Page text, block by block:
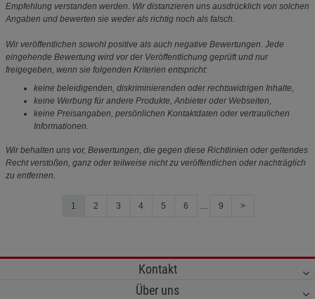
Empfehlung verstanden werden. Wir distanzieren uns ausdrücklich von solchen
Angaben und bewerten sie weder als richtig noch als falsch.
Wir veröffentlichen sowohl positive als auch negative Bewertungen. Jede
eingehende Bewertung wird vor der Veröffentlichung geprüft und nur
freigegeben, wenn sie folgenden Kriterien entspricht:
keine beleidigenden, diskriminierenden oder rechtswidrigen Inhalte,
keine Werbung für andere Produkte, Anbieter oder Webseiten,
keine Preisangaben, persönlichen Kontaktdaten oder vertraulichen
Informationen.
Wir behalten uns vor, Bewertungen, die gegen diese Richtlinien oder geltendes
Recht verstoßen, ganz oder teilweise nicht zu veröffentlichen oder nachträglich
zu entfernen.
1 2 3 4 5 6 .... 9 >
Kontakt
Über uns